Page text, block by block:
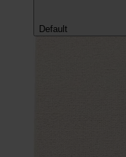
Default